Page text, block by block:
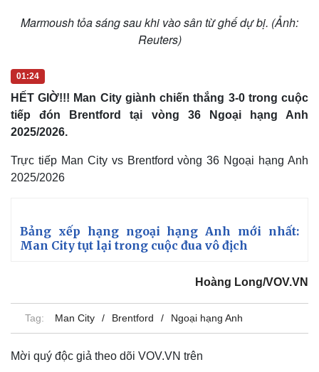
Marmoush tỏa sáng sau khi vào sân từ ghế dự bị. (Ảnh:
Reuters)
01:24
HẾT GIỜ!!! Man City giành chiến thắng 3-0 trong cuộc
tiếp đón Brentford tại vòng 36 Ngoại hạng Anh
2025/2026.
Trực tiếp Man City vs Brentford vòng 36 Ngoại hạng Anh
2025/2026
Bảng xếp hạng ngoại hạng Anh mới nhất:
Man City tụt lại trong cuộc đua vô địch
Hoàng Long/VOV.VN
Tag: Man City Brentford Ngoại hạng Anh
Mời quý độc giả theo dõi VOV.VN trên